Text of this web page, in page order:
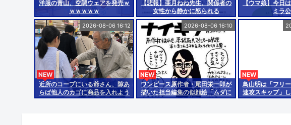
洋服の青山、空調ウェアを発売ｗ
ｗｗｗｗｗ
【悲報】亜月ねね先生、関係者の
女性から静かに怒られる
wwwwwwwwwwwwwwwwww
wwwwww
【ウマ娘】今日
ミラ
近所のコープにいる爺さん、隙あ
らば他人のカゴに商品を入れよう
とする
NEW
2026-08-06 16:12
ワンピース原作者・尾田栄一郎が
描いた担当編集の似顔絵「ムダに
東大卒」
NEW
2026-08-06 16:10
鳥山明は「フリ
速攻スキップ」
なら一ヶ月
NEW